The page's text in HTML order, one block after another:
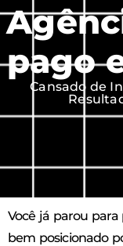
pago
Cansado de
Você já parou
bem posicionado